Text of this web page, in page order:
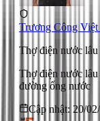
Trương Công Việt
Thợ điện nước lâu
Thợ điện nước
đường ống nước
Cập nhật: 20/